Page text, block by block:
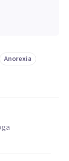
Anorexia